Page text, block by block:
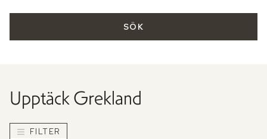
SÖK
UpptäckGrekland
FILTER